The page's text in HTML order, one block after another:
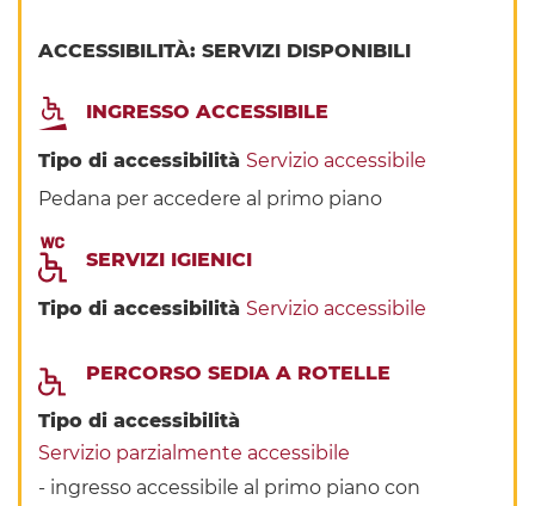
ACCESSIBILITÀ: SERVIZI DISPONIBILI
INGRESSO ACCESSIBILE
Tipo di accessibilità Servizio accessibile
Pedana per accedere al primo piano
SERVIZI IGIENICI
Tipo di accessibilità Servizio accessibile
PERCORSO SEDIA A ROTELLE
Tipo di accessibilità
Servizio parzialmente accessibile
- ingresso accessibile al primo piano con